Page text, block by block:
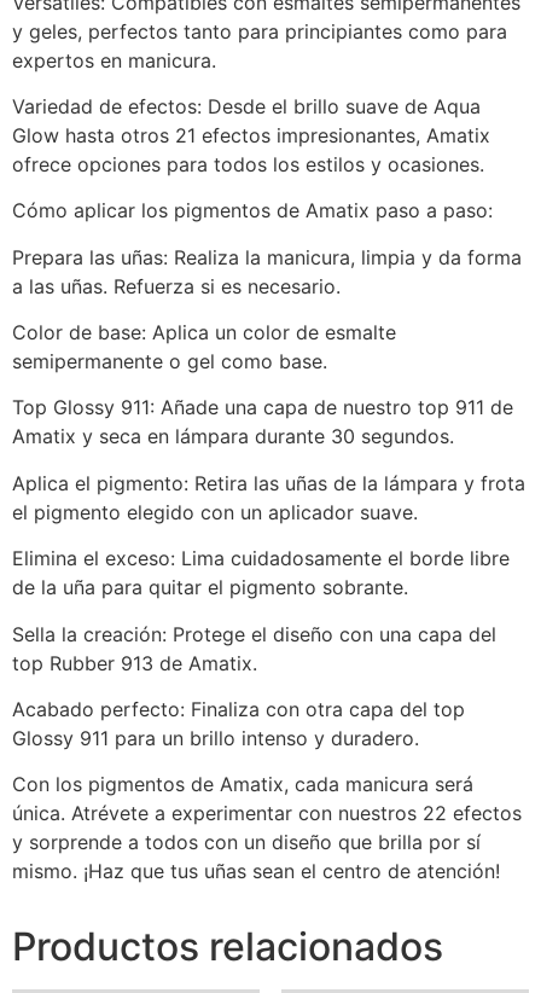
y geles, perfectos tanto para principiantes como para
expertos en manicura.
Variedad de efectos: Desde el brillo suave de Aqua
Glow hasta otros 21 efectos impresionantes, Amatix
ofrece opciones para todos los estilos y ocasiones.
Cómo aplicar los pigmentos de Amatix paso a paso:
Prepara las uñas: Realiza la manicura, limpia y da forma
a las uñas. Refuerza si es necesario.
Color de base: Aplica un color de esmalte
semipermanente o gel como base.
Top Glossy 911: Añade una capa de nuestro top 911 de
Amatix y seca en lámpara durante 30 segundos.
Aplica el pigmento: Retira las uñas de la lámpara y frota
el pigmento elegido con un aplicador suave.
Elimina el exceso: Lima cuidadosamente el borde libre
de la uña para quitar el pigmento sobrante.
Sella la creación: Protege el diseño con una capa del
top Rubber 913 de Amatix.
Acabado perfecto: Finaliza con otra capa del top
Glossy 911 para un brillo intenso y duradero.
Con los pigmentos de Amatix, cada manicura será
única. Atrévete a experimentar con nuestros 22 efectos
y sorprende a todos con un diseño que brilla por sí
mismo. ¡Haz que tus uñas sean el centro de atención!
Productos relacionados